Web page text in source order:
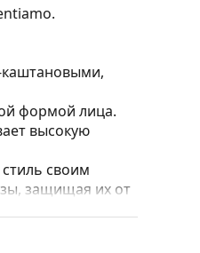
каштановыми,
формой лица.
высокую
своим
защищая их от